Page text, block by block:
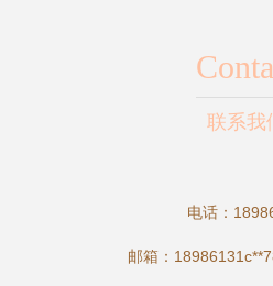
联系我
电话：
邮箱：18986131c**